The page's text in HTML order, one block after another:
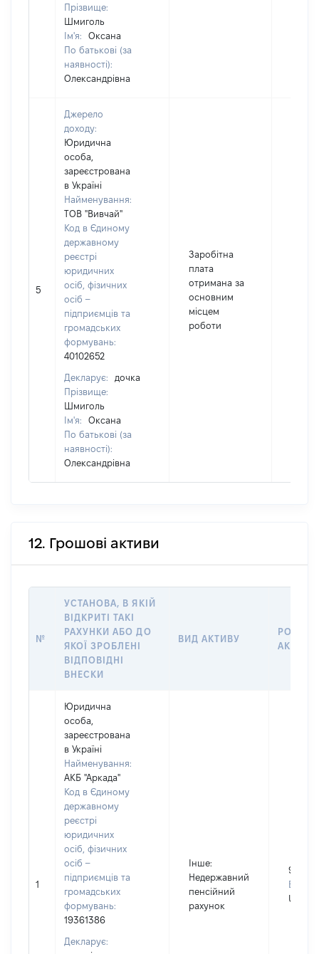
Прізвище:
Шмиголь
Ім'я:
Оксана
По батькові (за
наявності):
Олександрівна
5
Джерело
доходу:
Юридична
особа,
зареєстрована
в Україні
Найменування:
ТОВ "Вивчай"
Код в Єдиному
державному
реєстрі
юридичних
осіб, фізичних
осіб –
підприємців та
громадських
формувань:
40102652
Декларує:
дочка
Прізвище:
Шмиголь
Ім'я:
Оксана
По батькові (за
наявності):
Олександрівна
Заробітна
плата
отримана за
основним
місцем
роботи
12. Грошові активи
№
УСТАНОВА, В ЯКІЙ
ВІДКРИТІ ТАКІ
РАХУНКИ АБО ДО
ЯКОЇ ЗРОБЛЕНІ
ВІДПОВІДНІ
ВНЕСКИ
ВИД АКТИВУ
РОЗМІР
АКТИВУ
1
Юридична
особа,
зареєстрована
в Україні
Найменування:
АКБ "Аркада"
Код в Єдиному
державному
реєстрі
юридичних
осіб, фізичних
осіб –
підприємців та
громадських
формувань:
19361386
Декларує:
Інше:
Недержавний
пенсійний
рахунок
9000
UAH